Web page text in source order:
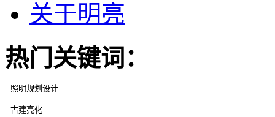
关于明亮
热门关键词：